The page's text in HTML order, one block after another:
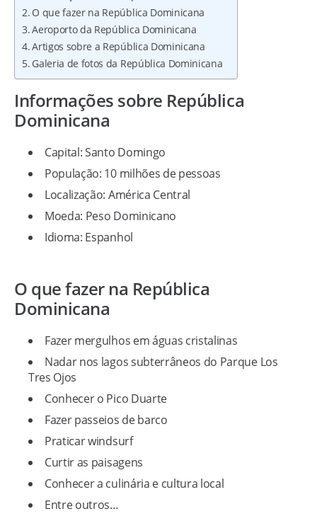
O que fazer na República Dominicana
Aeroporto da República Dominicana
Artigos sobre a República Dominicana
Galeria de fotos da República Dominicana
Informações sobre República
Dominicana
Capital: Santo Domingo
População: 10 milhões de pessoas
Localização: América Central
Moeda: Peso Dominicano
Idioma: Espanhol
O que fazer na República
Dominicana
Fazer mergulhos em águas cristalinas
Nadar nos lagos subterrâneos do Parque Los
Tres Ojos
Conhecer o Pico Duarte
Fazer passeios de barco
Praticar windsurf
Curtir as paisagens
Conhecer a culinária e cultura local
Entre outros…